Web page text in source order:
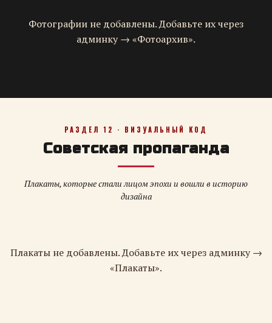
Фотографии не добавлены. Добавьте их через
админку → «Фотоархив».
РАЗДЕЛ 12 · ВИЗУАЛЬНЫЙ КОД
Советская пропаганда
Плакаты, которые стали лицом эпохи и вошли в историю
дизайна
Плакаты не добавлены. Добавьте их через админку →
«Плакаты».